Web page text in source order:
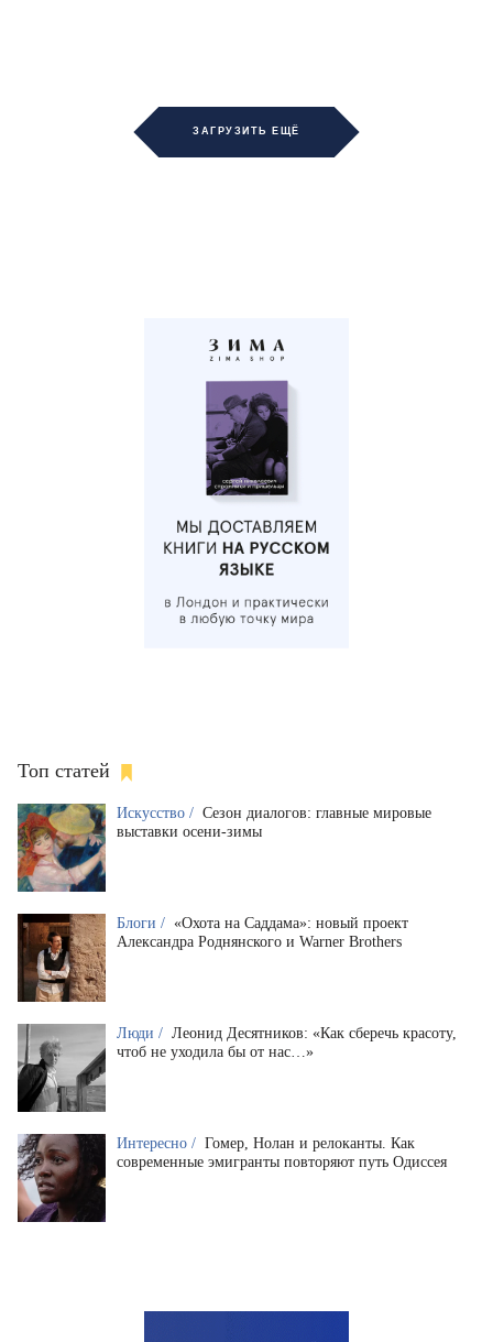
ЗАГРУЗИТЬ ЕЩЁ
Топ статей
Искусство / Сезон диалогов: главные мировые
выставки осени-зимы
Блоги / «Охота на Саддама»: новый проект
Александра Роднянского и Warner Brothers
Люди / Леонид Десятников: «Как сберечь красоту,
чтоб не уходила бы от нас…»
Интересно / Гомер, Нолан и релоканты. Как
современные эмигранты повторяют путь Одиссея